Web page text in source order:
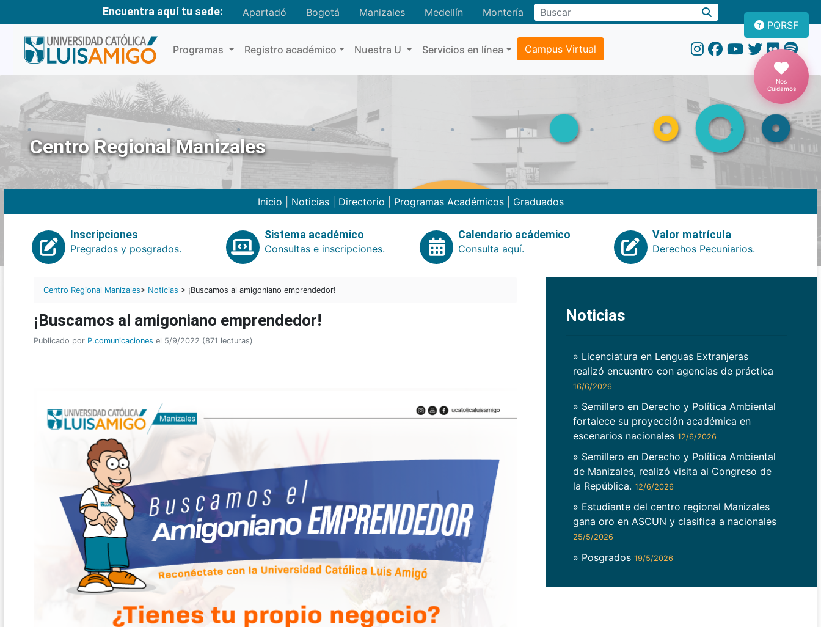
Encuentra aquí tu sede: Apartadó Bogotá Manizales Medellín Montería
Programas Registro académico Nuestra U Servicios en línea Campus Virtual
PQRSF
Nos
Cuidamos
Centro Regional Manizales
Inicio Noticias| Directorio Programas Académicos| Graduados
Inscripciones
Pregrados y posgrados.
Sistema académico
Consultas e inscripciones.
Calendario acádemico
Consulta aquí.
Valor matrícula
Derechos Pecuniarios.
Centro Regional Manizales> Noticias > ¡Buscamos al amigoniano emprendedor!
¡Buscamos al amigoniano emprendedor!
Publicado por P.comunicaciones el 5/9/2022 (871 lecturas)
Noticias
» Licenciatura en Lenguas Extranjeras
realizó encuentro con agencias de práctica
16/6/2026
» Semillero en Derecho y Política Ambiental
fortalece su proyección académica en
escenarios nacionales 12/6/2026
» Semillero en Derecho y Política Ambiental
de Manizales, realizó visita al Congreso de
la República. 12/6/2026
» Estudiante del centro regional Manizales
gana oro en ASCUN y clasifica a nacionales
25/5/2026
» Posgrados 19/5/2026